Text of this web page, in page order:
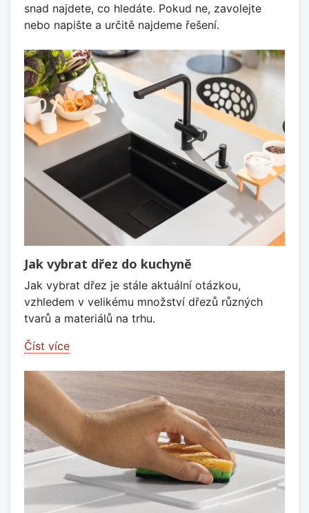
snad najdete, co hledáte. Pokud ne, zavolejte
nebo napište a určitě najdeme řešení.
Jak vybrat dřez do kuchyně
Jak vybrat dřez je stále aktuální otázkou,
vzhledem v velikému množství dřezů různých
tvarů a materiálů na trhu.
Číst více